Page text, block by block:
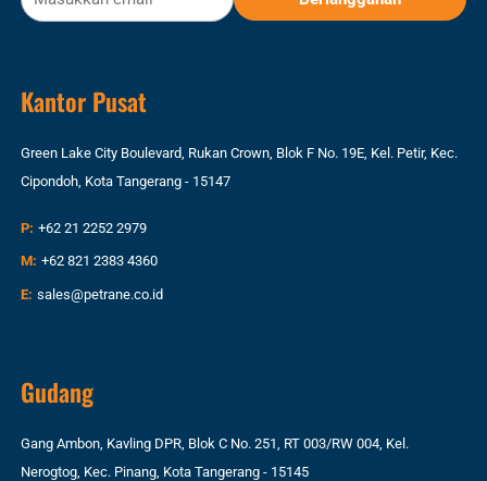
Kantor Pusat
Green Lake City Boulevard, Rukan Crown, Blok F No. 19E, Kel. Petir, Kec.
Cipondoh, Kota Tangerang - 15147
P: +62 21 2252 2979
M: +62 821 2383 4360
E: sales@petrane.co.id
Gudang
Gang Ambon, Kavling DPR, Blok C No. 251, RT 003/RW 004, Kel.
Nerogtog, Kec. Pinang, Kota Tangerang - 15145